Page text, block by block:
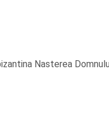
Nasterea